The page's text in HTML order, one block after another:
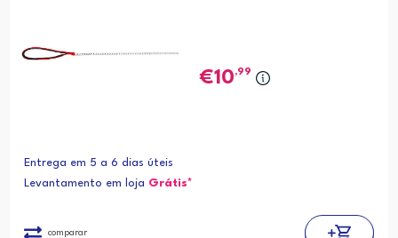
10,99
Entrega em 5 a 6 dias úteis
Levantamento em loja Grátis*
comparar